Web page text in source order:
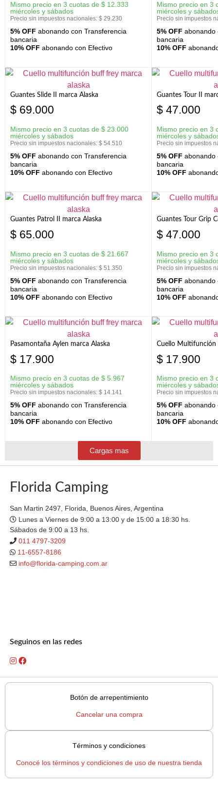
Mismo precio en 3 cuotas de $ 12.333
miércoles y sábados
Precio sin impuestos nacionales: $ 29.230
5% OFF abonando con Transferencia
bancaria
10% OFF abonando con Efectivo
Mismo precio en 3
miércoles y
Precio sin impuestos
5% OFF abonando
bancaria
10% OFF
Guantes Slide II marca Alaska
$ 69.000
Mismo precio en 3 cuotas de $ 23.000
miércoles y sábados
Precio sin impuestos nacionales: $ 54.510
5% OFF abonando con Transferencia
bancaria
10% OFF abonando con Efectivo
Guantes Tour II
$ 47.000
Mismo precio en 3
miércoles y
Precio sin impuestos
5% OFF abonando
bancaria
10% OFF
Guantes Patrol II marca Alaska
$ 65.000
Mismo precio en 3 cuotas de $ 21.667
miércoles y sábados
Precio sin impuestos nacionales: $ 51.350
5% OFF abonando con Transferencia
bancaria
10% OFF abonando con Efectivo
Guantes Tour Grip
$ 47.000
Mismo precio en 3
miércoles y
Precio sin impuestos
5% OFF abonando
bancaria
10% OFF
Pasamontaña Aylen marca Alaska
$ 17.900
Mismo precio en 3 cuotas de $ 5.967
miércoles y sábados
Precio sin impuestos nacionales: $ 14.141
5% OFF abonando con Transferencia
bancaria
10% OFF abonando con Efectivo
Cuello Multifunción
$ 17.900
Mismo precio en 3
miércoles y
Precio sin impuestos
5% OFF abonando
bancaria
10% OFF
Cargas mas
Florida Camping
San Martin 2497, Florida, Buenos Aires, Argentina
Lunes a Viernes de 9:00 a 13:00 y de 15:00 a 18:30 hs.
Sábados de 9:00 a 13 hs.
011 4797-3209
11-6557-8186
info@florida-camping.com.ar
Seguinos en las redes
Botón de arrepentimiento
Cancelar una compra
Términos y condiciones
Conocé los términos y condiciones de uso de nuestra tienda